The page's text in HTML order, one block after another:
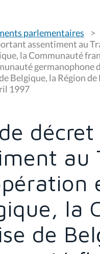
parlementaires
assentiment au
la Communauté
germanophone
Belgique, la Région
1997
au
la
de